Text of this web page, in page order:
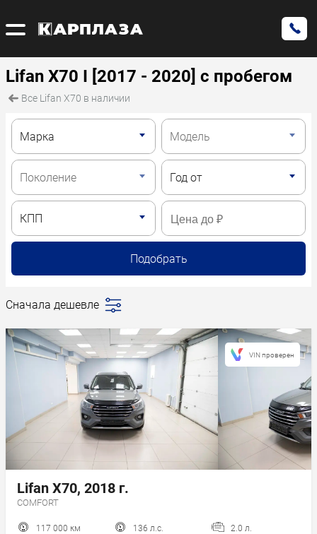
Lifan X70 I [2017 - 2020] с пробегом
Все Lifan X70 в наличии
Сначала дешевле
поступления
Сначала дешевле
Сначала дороже
Год новее
Год старше
Lifan X70, 2018 г.
COMFORT
117 000 км 136 л.с. 2.0 л.
VIN проверен
Подобрать